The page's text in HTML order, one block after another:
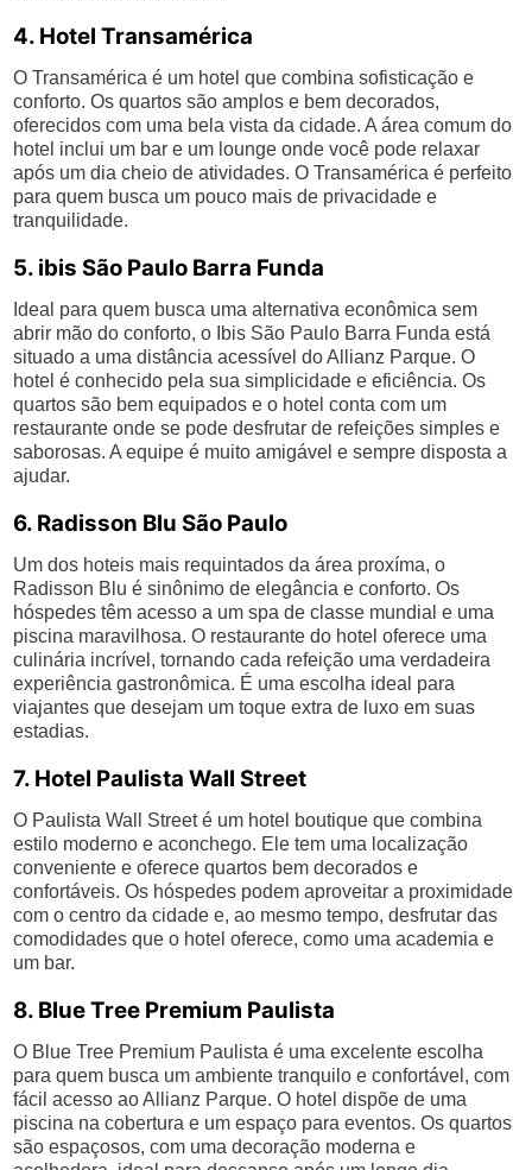
4. Hotel Transamérica
O Transamérica é um hotel que combina sofisticação e
conforto. Os quartos são amplos e bem decorados,
oferecidos com uma bela vista da cidade. A área comum do
hotel inclui um bar e um lounge onde você pode relaxar
após um dia cheio de atividades. O Transamérica é perfeito
para quem busca um pouco mais de privacidade e
tranquilidade.
5. ibis São Paulo Barra Funda
Ideal para quem busca uma alternativa econômica sem
abrir mão do conforto, o Ibis São Paulo Barra Funda está
situado a uma distância acessível do Allianz Parque. O
hotel é conhecido pela sua simplicidade e eficiência. Os
quartos são bem equipados e o hotel conta com um
restaurante onde se pode desfrutar de refeições simples e
saborosas. A equipe é muito amigável e sempre disposta a
ajudar.
6. Radisson Blu São Paulo
Um dos hoteis mais requintados da área proxíma, o
Radisson Blu é sinônimo de elegância e conforto. Os
hóspedes têm acesso a um spa de classe mundial e uma
piscina maravilhosa. O restaurante do hotel oferece uma
culinária incrível, tornando cada refeição uma verdadeira
experiência gastronômica. É uma escolha ideal para
viajantes que desejam um toque extra de luxo em suas
estadias.
7. Hotel Paulista Wall Street
O Paulista Wall Street é um hotel boutique que combina
estilo moderno e aconchego. Ele tem uma localização
conveniente e oferece quartos bem decorados e
confortáveis. Os hóspedes podem aproveitar a proximidade
com o centro da cidade e, ao mesmo tempo, desfrutar das
comodidades que o hotel oferece, como uma academia e
um bar.
8. Blue Tree Premium Paulista
O Blue Tree Premium Paulista é uma excelente escolha
para quem busca um ambiente tranquilo e confortável, com
fácil acesso ao Allianz Parque. O hotel dispõe de uma
piscina na cobertura e um espaço para eventos. Os quartos
são espaçosos, com uma decoração moderna e